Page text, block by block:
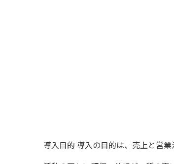
導入目的 導入の目的は、売上と営業